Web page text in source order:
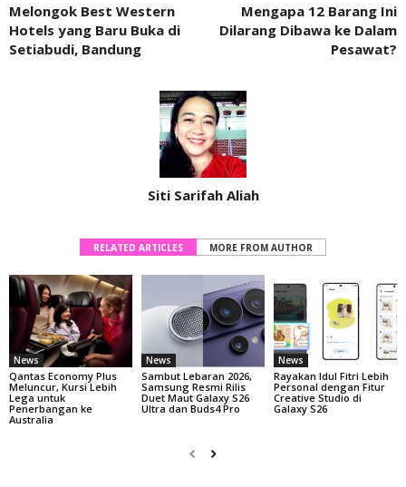
Melongok Best Western
Hotels yang Baru Buka di
Setiabudi, Bandung
Mengapa 12 Barang Ini
Dilarang Dibawa ke Dalam
Pesawat?
Siti Sarifah Aliah
RELATED ARTICLES MORE FROM AUTHOR
News
Qantas Economy Plus
Meluncur, Kursi Lebih
Lega untuk
Penerbangan ke
Australia
News
Sambut Lebaran 2026,
Samsung Resmi Rilis
Duet Maut Galaxy S26
Ultra dan Buds4 Pro
News
Rayakan Idul Fitri Lebih
Personal dengan Fitur
Creative Studio di
Galaxy S26